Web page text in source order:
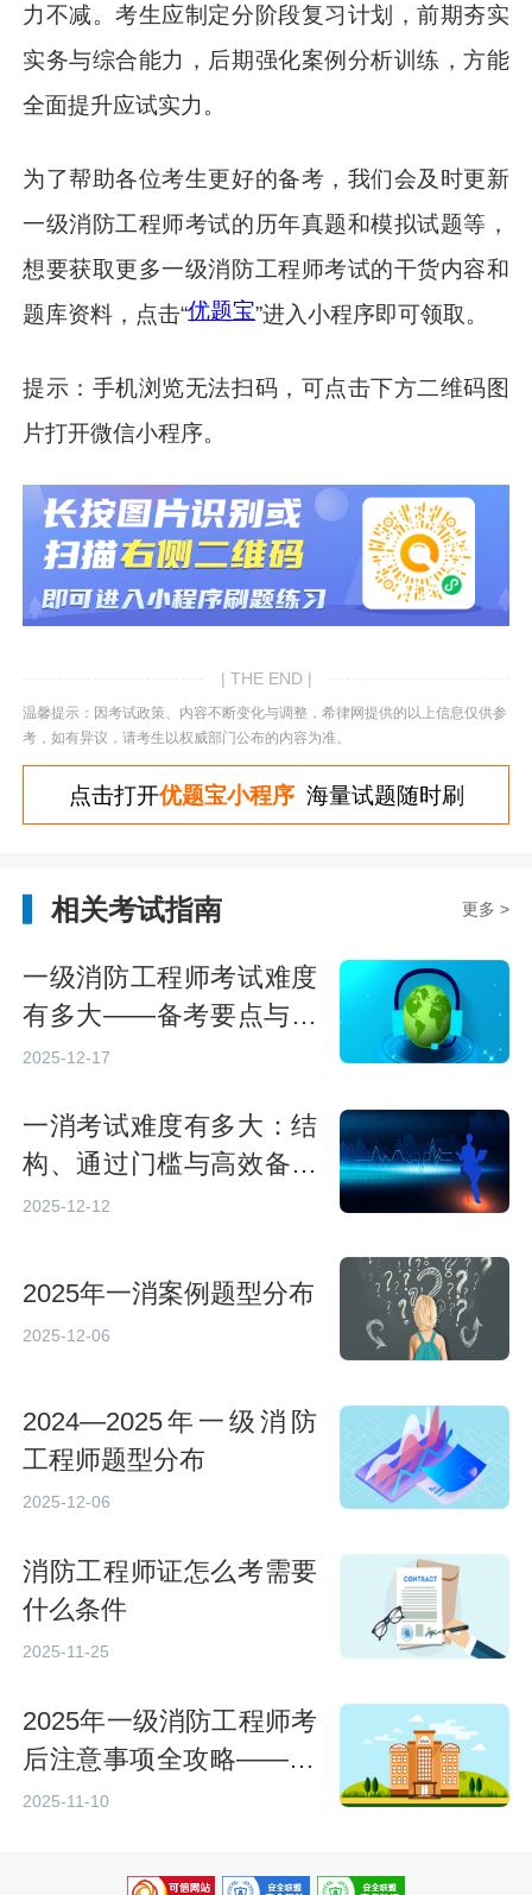
力不减。考生应制定分阶段复习计划，前期夯实
实务与综合能力，后期强化案例分析训练，方能
全面提升应试实力。
为了帮助各位考生更好的备考，我们会及时更新
一级消防工程师考试的历年真题和模拟试题等，
想要获取更多一级消防工程师考试的干货内容和
题库资料，点击“优题宝”进入小程序即可领取。
提示：手机浏览无法扫码，可点击下方二维码图
片打开微信小程序。
| THE END |
温馨提示：因考试政策、内容不断变化与调整，希律网提供的以上信息仅供参
考，如有异议，请考生以权威部门公布的内容为准。
点击打开优题宝小程序海量试题随时刷
相关考试指南 更多 >
一级消防工程师考试难度
有多大——备考要点与挑
战
2025-12-17
一消考试难度有多大：结
构、通过门槛与高效备考
策略
2025-12-12
2025年一消案例题型分布
2025-12-06
2024—2025年一级消防
工程师题型分布
2025-12-06
消防工程师证怎么考需要
什么条件
2025-11-25
2025年一级消防工程师考
后注意事项全攻略——20
26考生必读指南
2025-11-10